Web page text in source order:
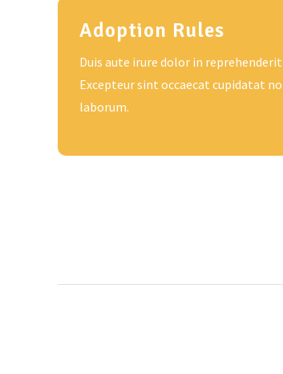
Adoption Rules
Duis aute irure dolor in
Excepteur sint occaecat cupidatat
laborum.